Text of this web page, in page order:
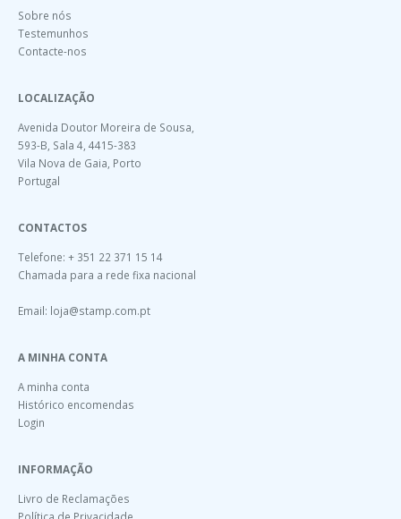
Sobre nós
Testemunhos
Contacte-nos
LOCALIZAÇÃO
Avenida Doutor Moreira de Sousa,
593-B, Sala 4, 4415-383
Vila Nova de Gaia, Porto
Portugal
CONTACTOS
Telefone: + 351 22 371 15 14
Chamada para a rede fixa nacional
Email: loja@stamp.com.pt
A MINHA CONTA
A minha conta
Histórico encomendas
Login
INFORMAÇÃO
Livro de Reclamações
Política de Privacidade